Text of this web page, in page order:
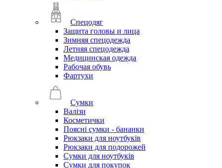
Спецодяг
Защита головы и лица
Зимняя спецодежда
Летняя спецодежда
Медицинская одежда
Рабочая обувь
Фартухи
Сумки
Валізи
Косметички
Поясні сумки - бананки
Рюкзаки для ноутбуків
Рюкзаки для подорожей
Сумки для ноутбуків
Сумки для покупок